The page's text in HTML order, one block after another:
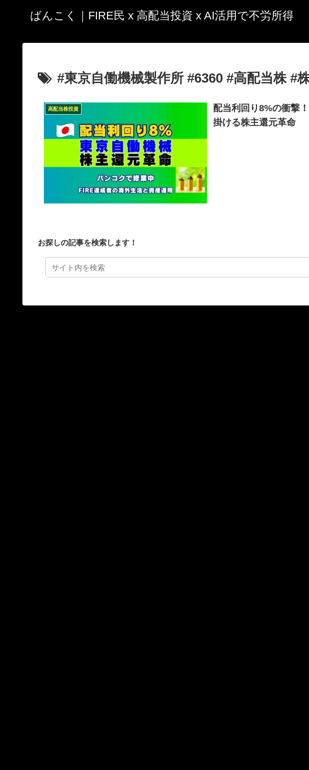
ばんこく｜FIRE民 x 高配当投資 x AI活用で不労所得
#東京自働機械製作所 #6360 #高配当株 #
高配当株投資
配当利回り8%の衝撃
掛ける株主還元革命
お探しの記事を検索します！